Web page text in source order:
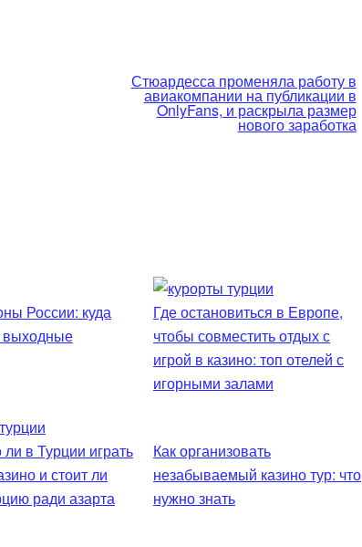
Стюардесса променяла работу в
авиакомпании на публикации в
OnlyFans, и раскрыла размер
нового заработка
России: куда
выходные
Где остановиться в Европе,
чтобы совместить отдых с
игрой в казино: топ отелей с
игорными залами
в Турции играть
и стоит ли
ради азарта
Как организовать
незабываемый казино тур: что
нужно знать